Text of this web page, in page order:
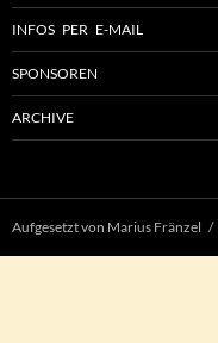
INFOS PER E-MAIL
SPONSOREN
ARCHIVE
Aufgesetzt von Marius Fränzel